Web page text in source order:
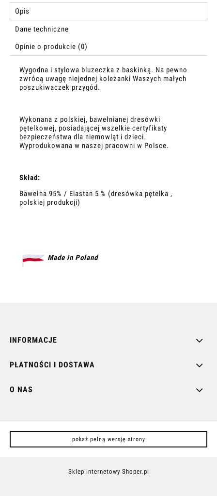
Opis
Dane techniczne
Opinie o produkcie (0)
Wygodna i stylowa bluzeczka z baskinką. Na pewno
zwrócą uwagę niejednej koleżanki Waszych małych
poszukiwaczek przygód.
Wykonana z polskiej, bawełnianej dresówki
pętelkowej, posiadającej wszelkie certyfikaty
bezpieczeństwa dla niemowląt i dzieci.
Wyprodukowana w naszej pracowni w Polsce.
Skład:
Bawełna 95% / Elastan 5 % (dresówka pętelka ,
polskiej produkcji)
Made in Poland
INFORMACJE
PŁATNOŚCI I DOSTAWA
O NAS
pokaż pełną wersję strony
Sklep internetowy Shoper.pl